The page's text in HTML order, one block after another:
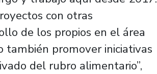
con otras
de los propios en el área
también promover iniciativas
del rubro alimentario”,